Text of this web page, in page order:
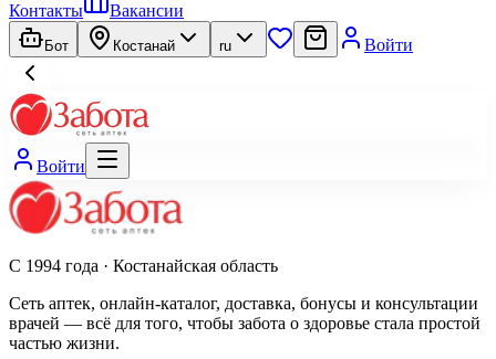
Контакты
Вакансии
Бот Костанай ru Войти
Войти
С 1994 года · Костанайская область
Сеть аптек, онлайн-каталог, доставка, бонусы и консультации
врачей — всё для того, чтобы забота о здоровье стала простой
частью жизни.